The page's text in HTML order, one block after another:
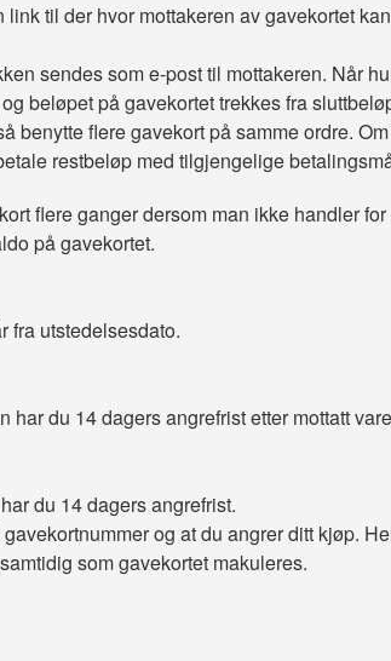
til der hvor mottakeren av gavekortet
sendes som e-post til mottakeren. Når
beløpet på gavekortet trekkes fra
benytte flere gavekort på samme ordre.
restbeløp med tilgjengelige
flere ganger dersom man ikke handler
på gavekortet.
fra utstedelsesdato.
har du 14 dagers angrefrist etter mottatt vare
du 14 dagers angrefrist.
og at du angrer ditt kjøp.
som gavekortet makuleres.